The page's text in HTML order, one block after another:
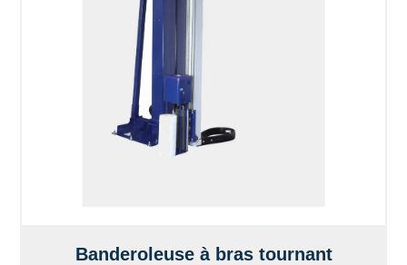
Banderoleuse à bras tournant